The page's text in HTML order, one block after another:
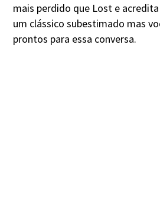
mais perdido que Lost e
um clássico subestimado mas
prontos para essa conversa.